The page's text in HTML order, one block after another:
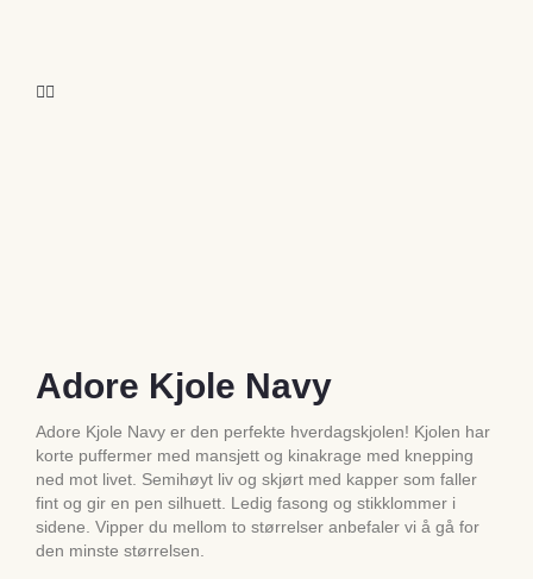
Adore Kjole Navy
Adore Kjole Navy er den perfekte hverdagskjolen! Kjolen har
korte puffermer med mansjett og kinakrage med knepping
ned mot livet. Semihøyt liv og skjørt med kapper som faller
fint og gir en pen silhuett. Ledig fasong og stikklommer i
sidene. Vipper du mellom to størrelser anbefaler vi å gå for
den minste størrelsen.